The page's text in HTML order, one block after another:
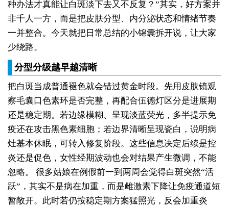
种办法才真能让白斑淡下去又不反复？”其实，好方案并
非千人一方，而是把皮肤分型、内分泌状态和情绪节奏
一并整合。今天就把日常总结的小锦囊拆开说，让大家
少绕路。
分型分级越早越清晰
把白斑当成普通褪色就会错过黄金时段。先用皮肤镜观
察毛囊口色素环是否完整，再配合伍德灯区分是进展期
还是稳定期。若边缘模糊、呈现淡蓝荧光，多半提示免
疫还在攻击黑色素细胞；若边界清晰呈现瓷白，说明病
灶基本休眠，可转入修复阶段。这些信息决定后续是控
炎还是促色，女性经期波动也会对结果产生微调，不能
忽略。
很多姑娘在例假前一到两周会觉得白斑突然“活
跃”，其实不是病在加重，而是雌激素下降让免疫通道短
暂敞开。此时若仍按稳定期方案猛照光，反会加重炎